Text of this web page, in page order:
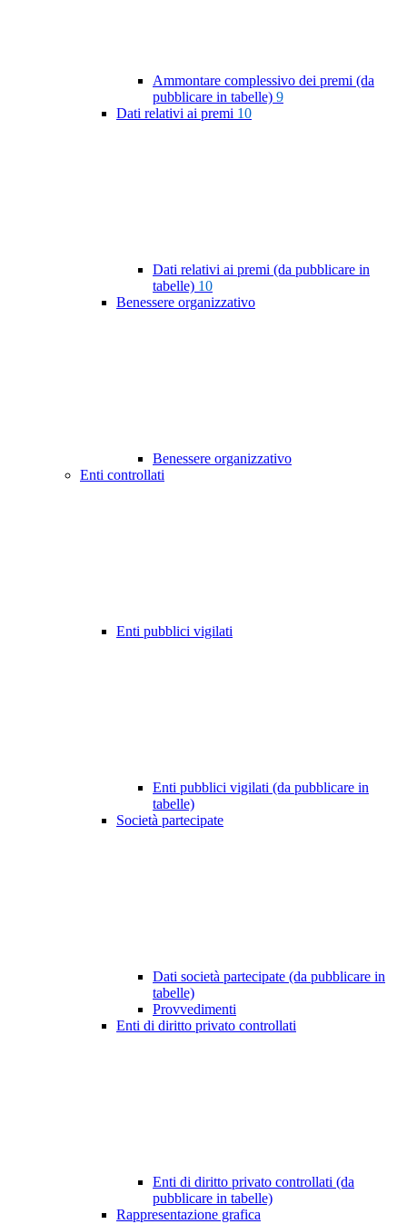
Ammontare complessivo dei premi (da
pubblicare in tabelle) 9
Dati relativi ai premi 10
Dati relativi ai premi (da pubblicare in
tabelle) 10
Benessere organizzativo
Benessere organizzativo
Enti controllati
Enti pubblici vigilati
Enti pubblici vigilati (da pubblicare in
tabelle)
Società partecipate
Dati società partecipate (da pubblicare in
tabelle)
Provvedimenti
Enti di diritto privato controllati
Enti di diritto privato controllati (da
pubblicare in tabelle)
Rappresentazione grafica